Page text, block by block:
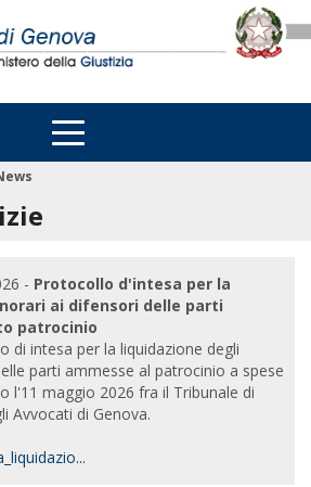
- Protocollo d'intesa per la
ai difensori delle parti
patrocinio
di intesa per la liquidazione degli
parti ammesse al patrocinio a spese
l'11 maggio 2026 fra il Tribunale di
Avvocati di Genova.